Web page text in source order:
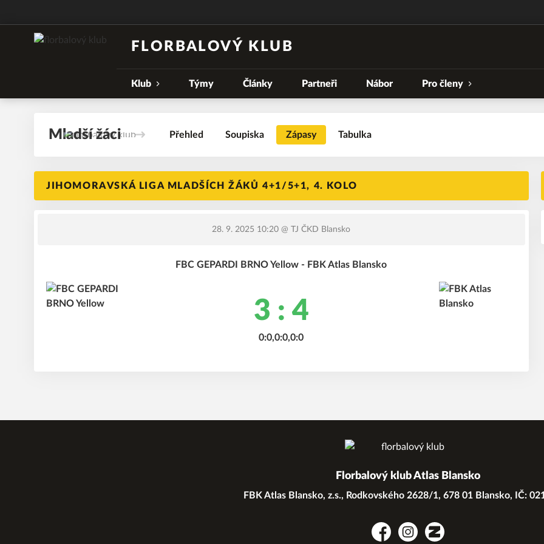
FLORBALOVÝ KLUB
Klub Týmy Články Partneři Nábor Pro členy
Mladší žáci Přehled Soupiska Zápasy Tabulka
JIHOMORAVSKÁ LIGA MLADŠÍCH ŽÁKŮ 4+1/5+1, 4. KOLO
28. 9. 2025 10:20 @ TJ ČKD Blansko
FBC GEPARDI BRNO Yellow - FBK Atlas Blansko
3 : 4
0:0,0:0,0:0
Florbalový klub Atlas Blansko
FBK Atlas Blansko, z.s., Rodkovského 2628/1, 678 01 Blansko, IČ:
FacebookInstagramZonerama